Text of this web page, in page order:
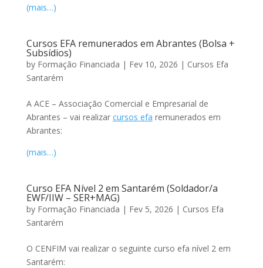
(mais…)
Cursos EFA remunerados em Abrantes (Bolsa +
Subsídios)
by Formação Financiada | Fev 10, 2026 | Cursos Efa
Santarém
A ACE – Associação Comercial e Empresarial de
Abrantes – vai realizar cursos efa remunerados em
Abrantes:
(mais…)
Curso EFA Nível 2 em Santarém (Soldador/a
EWF/IIW – SER+MAG)
by Formação Financiada | Fev 5, 2026 | Cursos Efa
Santarém
O CENFIM vai realizar o seguinte curso efa nível 2 em
Santarém: